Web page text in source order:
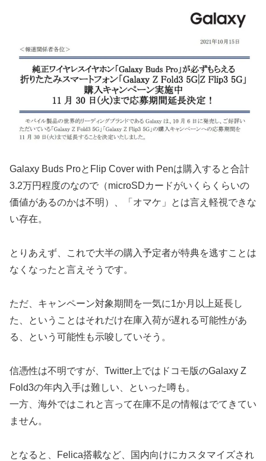
Galaxy Buds ProとFlip Cover with Penは購入すると合計
3.2万円程度のなので（microSDカードがいくらくらいの
価値があるのかは不明）、「オマケ」とは言え軽視できな
い存在。
とりあえず、これで大半の購入予定者が特典を逃すことは
なくなったと言えそうです。
ただ、キャンペーン対象期間を一気に1か月以上延長し
た、ということはそれだけ在庫入荷が遅れる可能性があ
る、という可能性も示唆していそう。
信憑性は不明ですが、Twitter上ではドコモ版のGalaxy Z
Fold3の年内入手は難しい、といった噂も。
一方、海外ではこれと言って在庫不足の情報はでてきてい
ません。
となると、Felica搭載など、国内向けにカスタマイズされ